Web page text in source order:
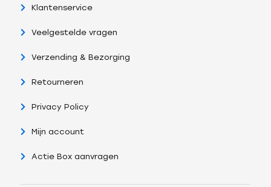
Klantenservice
Veelgestelde vragen
Verzending & Bezorging
Retourneren
Privacy Policy
Mijn account
Actie Box aanvragen